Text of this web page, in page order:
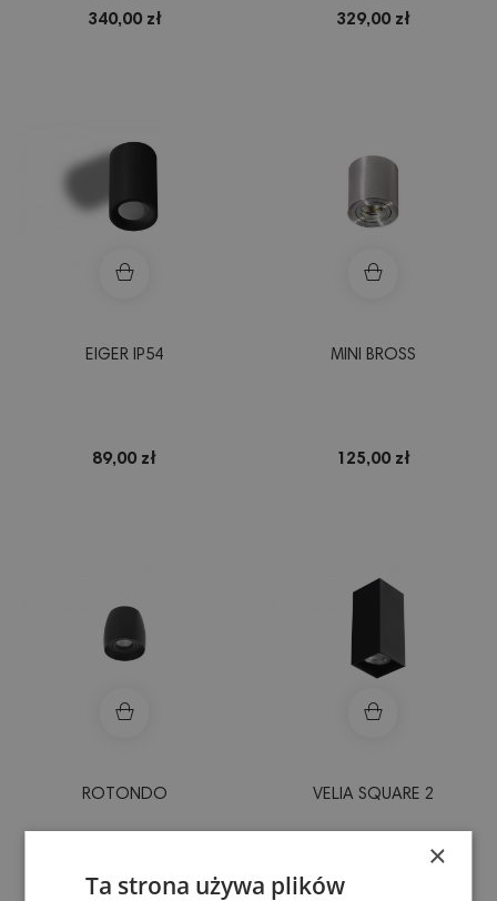
340,00 zł 329,00 zł
EIGER IP54
89,00 zł
MINI BROSS
125,00 zł
ROTONDO VELIA SQUARE 2
×
Ta strona używa plików